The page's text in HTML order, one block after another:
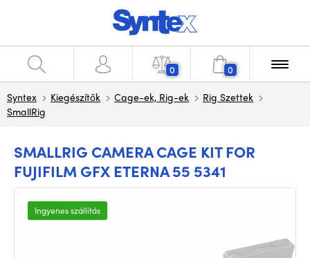
0 0
Syntex Kiegészítők Cage-ek, Rig-ek
Rig Szettek
SmallRig
SMALLRIG CAMERA CAGE KIT FOR
FUJIFILM GFX ETERNA 55 5341
Ingyenes szállítás